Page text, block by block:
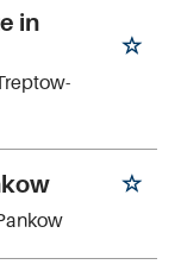
in